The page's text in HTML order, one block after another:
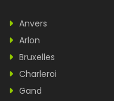
Anvers
Arlon
Bruxelles
Charleroi
Gand